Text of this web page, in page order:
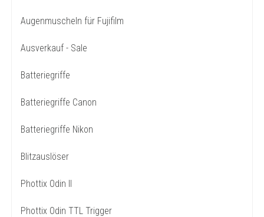
Augenmuscheln für Fujifilm
Ausverkauf - Sale
Batteriegriffe
Batteriegriffe Canon
Batteriegriffe Nikon
Blitzauslöser
Phottix Odin II
Phottix Odin TTL Trigger